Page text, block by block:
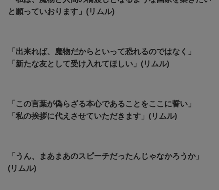
と願っていおります」(リムル)
「出来れば、魔物だからといって恐れるのではなく」
「新たな友として受け入れてほしい」(リムル)
「この言葉が偽らざる本心であることをここに誓い」
「私の挨拶に代えさせていただきます」(リムル)
「うん、まあまあのスピーチだったんじゃなかろうか」
(リムル)